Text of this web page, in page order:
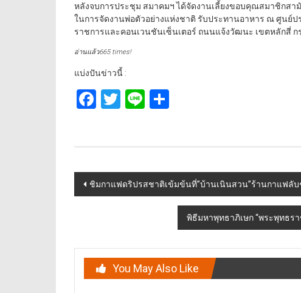
หลังจบการประชุม สมาคมฯ ได้จัดงานเลี้ยงขอบคุณสมาชิกส
ในการจัดงานพ่อตัวอย่างแห่งชาติ รับประทานอาหาร ณ ศูนย์
ราชการและคอนเวนชันเซ็นเตอร์ ถนนแจ้งวัฒนะ เขตหลักสี่ ก
อ่านแล้ว665 times!
แบ่งปันข่าวนี้ :
Facebook
Twitter
Line
Post
ชิมกาแฟดริปรสชาติเข้มข้นที่”บ้านเนินสวน”ร้านกาแฟลั
พิธีมหาพุทธาภิเษก “พระพุทธร
You May Also Like